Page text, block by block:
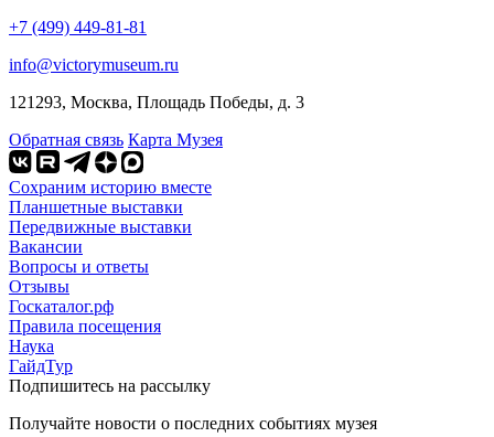
+7 (499) 449-81-81
info@victorymuseum.ru
121293, Москва, Площадь Победы, д. 3
Обратная связь Карта Музея
Сохраним историю вместе
Планшетные выставки
Передвижные выставки
Вакансии
Вопросы и ответы
Отзывы
Госкаталог.рф
Правила посещения
Наука
ГайдТур
Подпишитесь на рассылку
Получайте новости о последних событиях музея